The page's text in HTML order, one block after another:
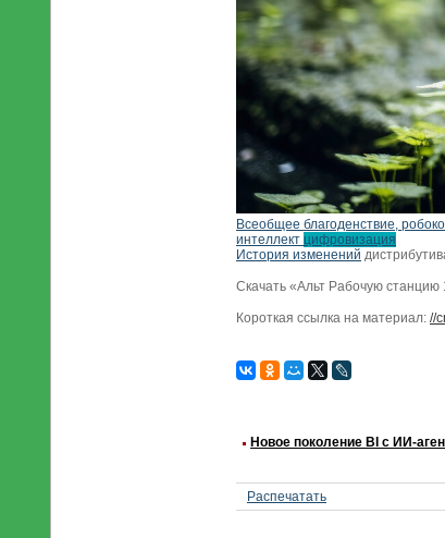
Всеобщее благоденствие,
интеллект цифровизация
История изменений
Скачать «Альт Рабочую
Короткая ссылка на материал: //
Новое поколение BI с ИИ-
Распечатать